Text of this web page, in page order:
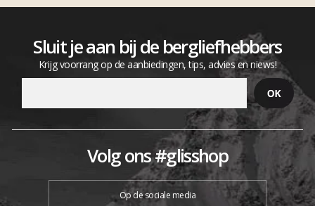
Sluit je aan bij de bergliefhebbers
Krijg voorrang op de aanbiedingen, tips, advies en niews!
Volg ons #glisshop
Op de sociale media